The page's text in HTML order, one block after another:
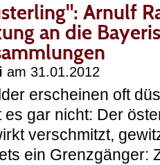
Arnulf
an die
am 31.01.2012
erscheinen oft
es gar nicht: Der
verschmitzt,
ein Grenzgänger: